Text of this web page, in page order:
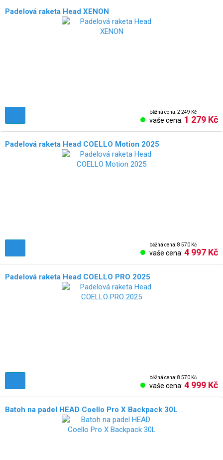
Padelová raketa Head XENON
běžná cena: 2 249 Kč
vaše cena: 1 279 Kč
Padelová raketa Head COELLO Motion 2025
běžná cena: 8 570 Kč
vaše cena: 4 997 Kč
Padelová raketa Head COELLO PRO 2025
běžná cena: 8 570 Kč
vaše cena: 4 999 Kč
Batoh na padel HEAD Coello Pro X Backpack 30L